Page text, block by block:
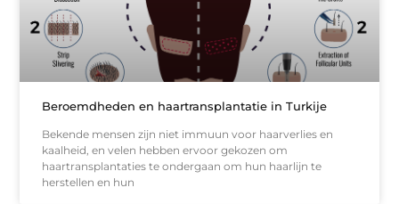
Beroemdheden en haartransplantatie in Turkije
Bekende mensen zijn niet immuun voor haarverlies en
kaalheid, en velen hebben ervoor gekozen om
haartransplantaties te ondergaan om hun haarlijn te
herstellen en hun